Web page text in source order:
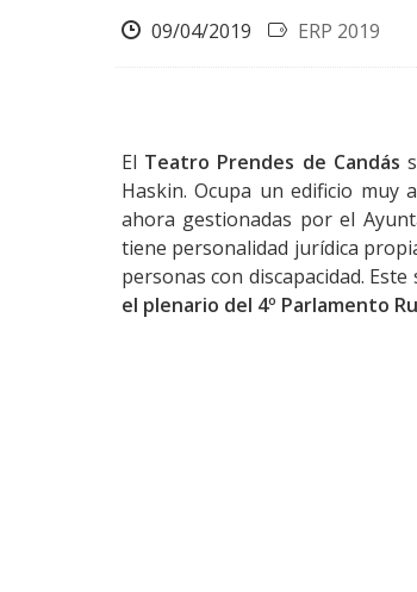
09/04/2019 ERP 2019
El Teatro Prendes de Candás
Haskin. Ocupa un edificio muy
ahora gestionadas por el
tiene personalidad jurídica
personas con discapacidad.
el plenario del 4º Parlamento